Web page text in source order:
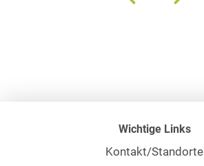
Wichtige Links
Kontakt/Standorte